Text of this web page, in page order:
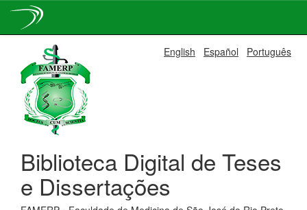
navigation
English Español Português
Biblioteca Digital de Teses
e Dissertações